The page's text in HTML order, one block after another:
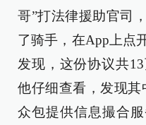
哥”打法律援助官司
了骑手，在App上点
发现，这份协议共
他仔细查看，发现其
众包提供信息撮合